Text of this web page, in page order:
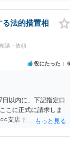
０万円を請求するこ
止法に抵触する契約
上無効（民法９０
高いです。 ・相手の
⇒訴訟等の裁判上の
所・氏名を把握して
る法的措置相
談・依頼
役にたった 6
以内に、下記指定口
こに正式に請求しま
支店 預金種別 普通
がないものと判断